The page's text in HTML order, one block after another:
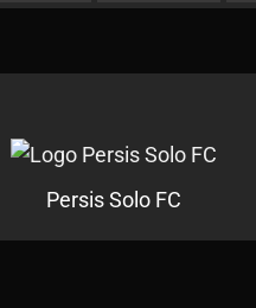
Persis Solo FC